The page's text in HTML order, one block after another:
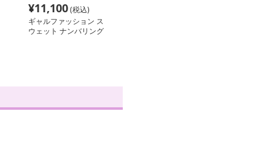
¥11,100(税込)
ギャルファッション ス
ウェット ナンバリング